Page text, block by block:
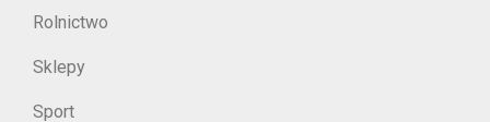
Rolnictwo
Sklepy
Sport